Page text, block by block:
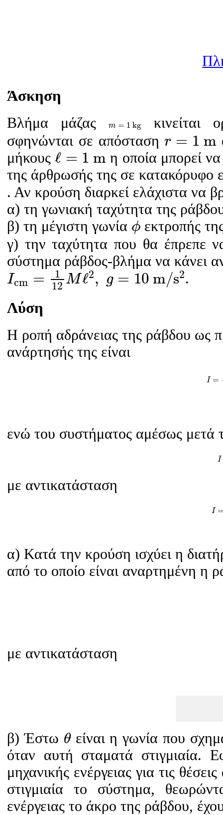
Άσκηση
Βλήμα μάζαςm = 1 kg
m= k g
κινείται
σφηνώνται σε απόστασηr = 1 m
r= m
μήκουςℓ = 1 m
ℓ=1 m
η οποία μπορεί
της άρθρωσής της σε κατακόρυφο
. Αν κρούση διαρκεί ελάχιστα να
α) τη γωνιακή ταχύτητα της
β) τη μέγιστη γωνία ϕ
ϕ εκτροπής
γ) την ταχύτητα που θα έπρεπε
σύστημα ράβδος-βλήμα να κάνει
Icm =
1
12 Mℓ2, g = 10 m/s2
Icm=112 Mℓ2, g =10 m/ s2 .
Λύση
H ροπή αδράνειας της ράβδου ως
ανάρτησής της είναι
I =
ενώ του συστήματος αμέσως μετά
I
με αντικατάσταση
I
α) Κατά την κρούση ισχύει η
από το οποίο είναι αναρτημένη η
με αντικατάσταση
β) Έστω θ
θείναι η γωνία που
όταν αυτή σταματά στιγμιαία.
μηχανικής ενέργειας για τις
στιγμιαία το σύστημα,
ενέργειας το άκρο της ράβδου,